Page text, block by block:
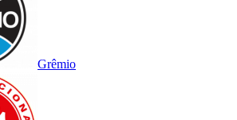
Grêmio